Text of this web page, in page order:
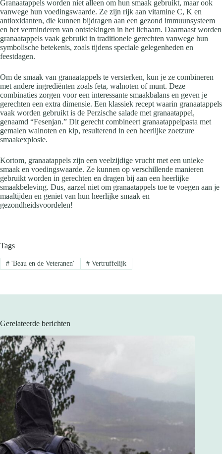
Granaatappels worden niet alleen om hun smaak gebruikt, maar ook
vanwege hun voedingswaarde. Ze zijn rijk aan vitamine C, K en
antioxidanten, die kunnen bijdragen aan een gezond immuunsysteem
en het verminderen van ontstekingen in het lichaam. Daarnaast worden
granaatappels vaak gebruikt in traditionele gerechten vanwege hun
symbolische betekenis, zoals tijdens speciale gelegenheden en
feestdagen.
Om de smaak van granaatappels te versterken, kun je ze combineren
met andere ingrediënten zoals feta, walnoten of munt. Deze
combinaties zorgen voor een interessante smaakbalans en geven je
gerechten een extra dimensie. Een klassiek recept waarin granaatappels
vaak worden gebruikt is de Perzische salade met granaatappel,
genaamd “Fesenjan.” Dit gerecht combineert granaatappelpasta met
gemalen walnoten en kip, resulterend in een heerlijke zoetzure
smaakexplosie.
Kortom, granaatappels zijn een veelzijdige vrucht met een unieke
smaak en voedingswaarde. Ze kunnen op verschillende manieren
gebruikt worden in gerechten en dragen bij aan een heerlijke
smaakbeleving. Dus, aarzel niet om granaatappels toe te voegen aan je
maaltijden en geniet van hun heerlijke smaak en
gezondheidsvoordelen!
Tags
#'Beau en de Veteranen' #Vertruffelijk
Gerelateerde berichten